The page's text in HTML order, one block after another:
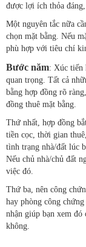
được lợi ích thỏa
Một nguyên tắc nữa
chọn mặt bằng. Nếu
phù hợp với tiêu chí
Bước năm: Xúc tiến
quan trọng. Tất cả
bằng hợp đồng rõ
đồng thuê mặt bằng.
Thứ nhất, hợp đồng
tiền cọc, thời gian
tình trạng nhà/đất lúc
Nếu chủ nhà/chủ đất
việc đó.
Thứ ba, nên công
hay phòng công
nhận giúp bạn xem đó
không.